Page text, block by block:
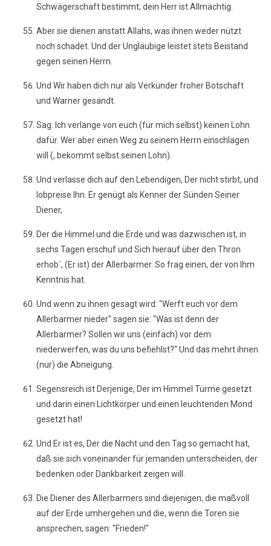
Schwägerschaft bestimmt; dein Herr ist Allmächtig.
Aber sie dienen anstatt Allahs, was ihnen weder nützt
noch schadet. Und der Ungläubige leistet stets Beistand
gegen seinen Herrn.
Und Wir haben dich nur als Verkünder froher Botschaft
und Warner gesandt.
Sag: Ich verlange von euch (für mich selbst) keinen Lohn
dafür. Wer aber einen Weg zu seinem Herrn einschlagen
will (, bekommt selbst seinen Lohn).
Und verlasse dich auf den Lebendigen, Der nicht stirbt, und
lobpreise Ihn. Er genügt als Kenner der Sünden Seiner
Diener,
Der die Himmel und die Erde und was dazwischen ist, in
sechs Tagen erschuf und Sich hierauf über den Thron
erhob´, (Er ist) der Allerbarmer. So frag einen, der von Ihm
Kenntnis hat.
Und wenn zu ihnen gesagt wird: "Werft euch vor dem
Allerbarmer nieder" sagen sie: "Was ist denn der
Allerbarmer? Sollen wir uns (einfach) vor dem
niederwerfen, was du uns befiehlst?" Und das mehrt ihnen
(nur) die Abneigung.
Segensreich ist Derjenige, Der im Himmel Türme gesetzt
und darin einen Lichtkörper und einen leuchtenden Mond
gesetzt hat!
Und Er ist es, Der die Nacht und den Tag so gemacht hat,
daß sie sich voneinander für jemanden unterscheiden, der
bedenken oder Dankbarkeit zeigen will.
Die Diener des Allerbarmers sind diejenigen, die maßvoll
auf der Erde umhergehen und die, wenn die Toren sie
ansprechen, sagen: "Frieden!"